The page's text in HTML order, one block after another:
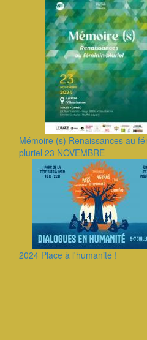
Mémoire (s) Renaissances au
pluriel 23 NOVEMBRE
2024 Place à l'humanité !